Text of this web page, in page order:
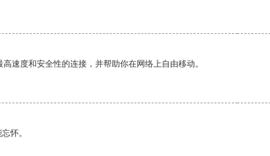
速度和安全性的连接，并帮助你在网络上自由移动。
怀。